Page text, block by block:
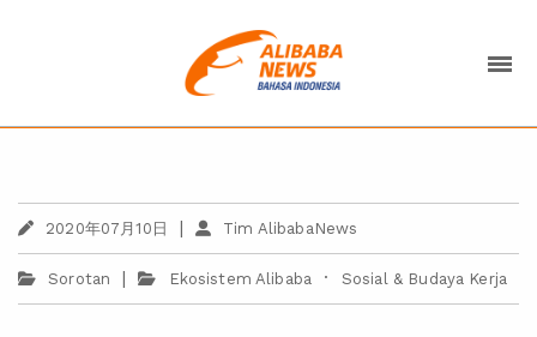
2020年07月10日 | Tim AlibabaNews
Sorotan | Ekosistem Alibaba · Sosial & Budaya Kerja